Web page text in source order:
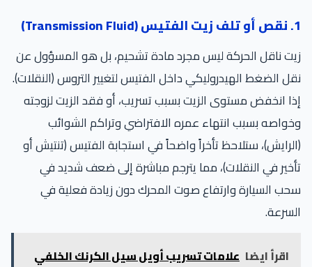
1. نقص أو تلف زيت الفتيس (Transmission Fluid)
زيت ناقل الحركة ليس مجرد مادة تشحيم، بل هو المسؤول عن
نقل الضغط الهيدروليكي داخل الفتيس لتغيير التروس (النقلات).
إذا انخفض مستوى الزيت بسبب تسريب، أو فقد الزيت لزوجته
وخواصه بسبب انتهاء عمره الافتراضي وتراكم الشوائب
(الرايش)، ستلاحظ تأخراً واضحاً في استجابة الفتيس (تنتيش أو
تأخير في النقلات)، مما يترجم مباشرة إلى ضعف شديد في
سحب السيارة وارتفاع صوت المحرك دون زيادة فعلية في
السرعة.
اقرأ ايضا علامات تسريب أويل سيل الكرنك الخلفي